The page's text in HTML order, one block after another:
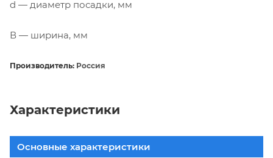
d — диаметр посадки, мм
В — ширина, мм
Производитель: Россия
Характеристики
Основные характеристики